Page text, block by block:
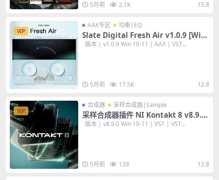
5月前 2.1K 15.8
VIP
AAX专区 均衡|EQ
Slate Digital Fresh Air v1.0.9 [WiN
+MAC] 中高频增加亮度 清晰度 后期混
版本 | v1.0.9 Win 10-11 | AAX | VST...
5月前 17.5K 12.8
VIP
合成器 采样合成器|Sample
采样合成器插件 NI Kontakt 8 v8.9.0
[WiN+MAC]
版本 | v8.9.0 Win 10-11 | VST | VST...
5月前 139 12.8